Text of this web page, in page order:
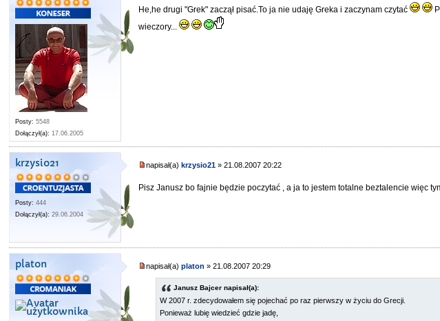
Posty: 5548
Dołączył(a): 17.06.2005
He,he drugi "Grek" zaczął pisać.To ja nie udaję Greka i zaczynam czytać
wieczory...
krzysio21
Posty: 444
Dołączył(a): 29.06.2004
napisał(a)krzysio21 » 21.08.2007 20:22
Pisz Janusz bo fajnie będzie poczytać , a ja to jestem totalne beztalencie więc
platon napisał(a)platon » 21.08.2007 20:29
Janusz Bajcer napisał(a):
W 2007 r. zdecydowałem się pojechać po raz pierwszy w życiu do Grecji.
Ponieważ lubię wiedzieć gdzie jadę,